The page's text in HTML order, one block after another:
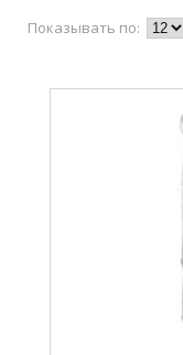
Показывать по: